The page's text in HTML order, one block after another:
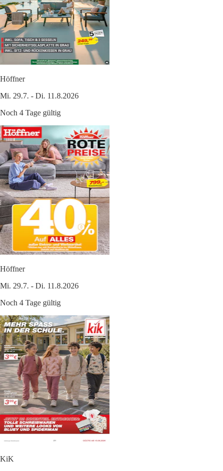
Höffner
Mi. 29.7. - Di. 11.8.2026
Noch 4 Tage gültig
Höffner
Mi. 29.7. - Di. 11.8.2026
Noch 4 Tage gültig
KiK